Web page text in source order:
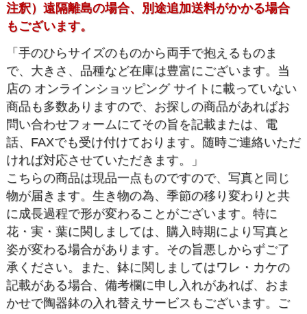
注釈）遠隔離島の場合、別途追加送料がかかる場合
もございます。
「手のひらサイズのものから両手で抱えるものま
で、大きさ、品種など在庫は豊富にございます。当
店の オンラインショッピング サイトに載っていない
商品も多数ありますので、お探しの商品があればお
問い合わせフォームにてその旨を記載または、電
話、FAXでも受け付けております。随時ご連絡いただ
ければ対応させていただきます。」
こちらの商品は現品一点ものですので、写真と同じ
物が届きます。生き物の為、季節の移り変わりと共
に成長過程で形が変わることがございます。特に
花・実・葉に関しましては、購入時期により写真と
姿が変わる場合があります。その旨悪しからずご了
承ください。また、鉢に関しましてはワレ・カケの
記載がある場合、備考欄に申し入れがあれば、おま
かせで陶器鉢の入れ替えサービスもございます。ご